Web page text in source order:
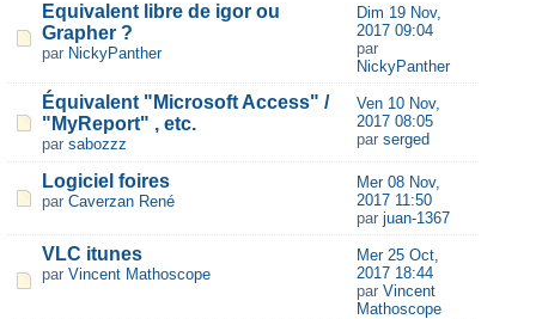
Equivalent libre de igor ou
Grapher ?
par NickyPanther
Dim 19 Nov,
2017 09:04
par
NickyPanther
Équivalent "Microsoft Access" /
"MyReport" , etc.
par sabozzz
Ven 10 Nov,
2017 08:05
par serged
Logiciel foires
par Caverzan René
Mer 08 Nov,
2017 11:50
par juan-1367
VLC itunes
par Vincent Mathoscope
Mer 25 Oct,
2017 18:44
par Vincent
Mathoscope